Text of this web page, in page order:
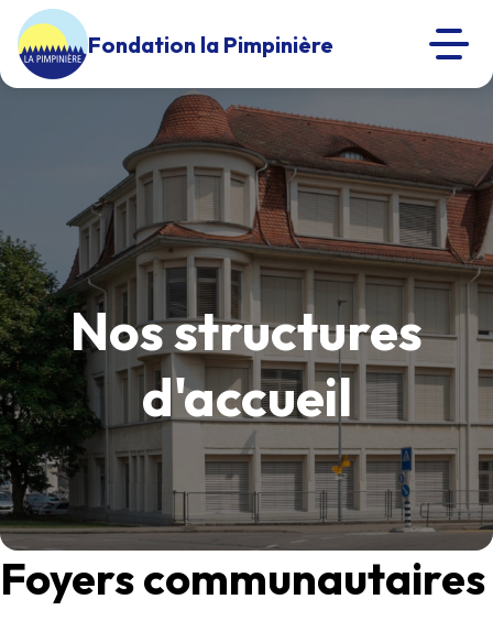
Fondation la Pimpinière
Nos structures
d'accueil
Foyers communautaires